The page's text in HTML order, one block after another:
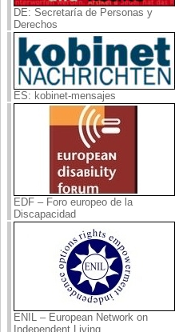
DE: Secretaría de Personas y
Derechos
ES: kobinet-mensajes
EDF – Foro europeo de la
Discapacidad
ENIL – European Network on
Independent Living